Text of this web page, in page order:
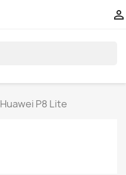

Huawei P8 Lite